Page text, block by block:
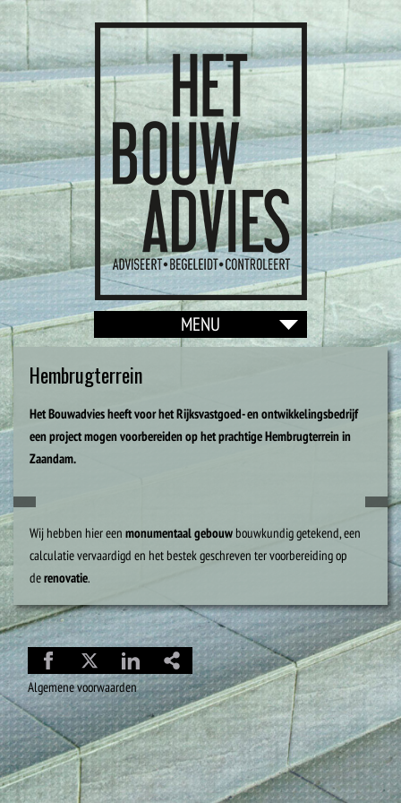
Hembrugterrein
Het Bouwadvies heeft voor het Rijksvastgoed- en ontwikkelingsbedrijf
een project mogen voorbereiden op het prachtige Hembrugterrein in
Zaandam.
Wij hebben hier een monumentaal gebouw bouwkundig getekend, een
calculatie vervaardigd en het bestek geschreven ter voorbereiding op
derenovatie.
Algemene voorwaarden